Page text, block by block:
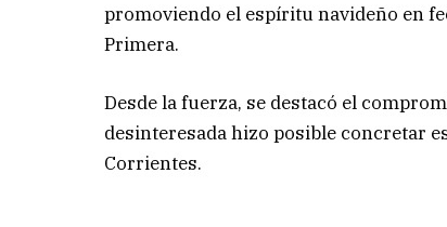
promoviendo el espíritu navideño en
Primera.
Desde la fuerza, se destacó el
desinteresada hizo posible concretar
Corrientes.